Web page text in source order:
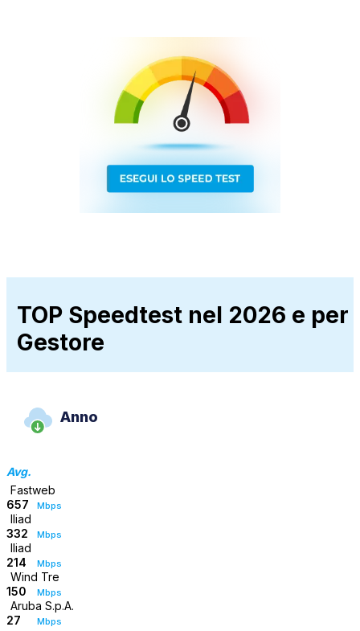
TOP Speedtest nel 2026 e per
Gestore
Anno
Avg.
Fastweb
657
Mbps
Iliad
332
Mbps
Iliad
214
Mbps
Wind Tre
150
Mbps
Aruba S.p.A.
27
Mbps